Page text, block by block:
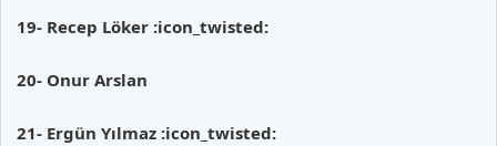
19- Recep Löker :icon_twisted:
20- Onur Arslan
21- Ergün Yılmaz :icon_twisted: